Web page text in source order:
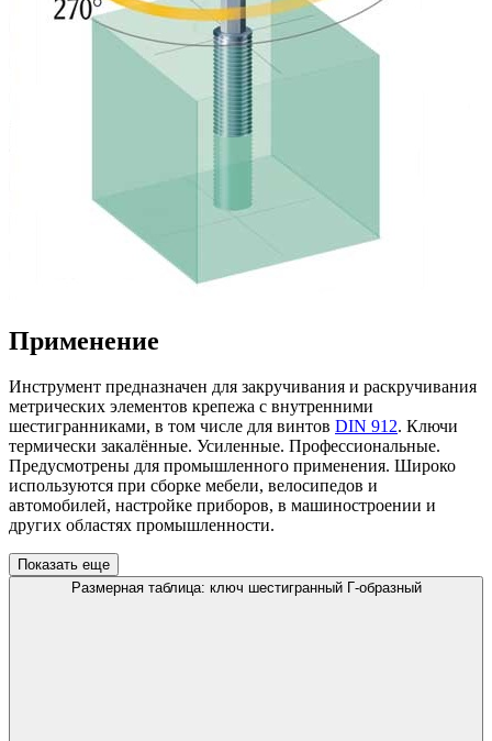
Применение
Инструмент предназначен для закручивания и раскручивания
метрических элементов крепежа с внутренними
шестигранниками, в том числе для винтов DIN 912. Ключи
термически закалённые. Усиленные. Профессиональные.
Предусмотрены для промышленного применения. Широко
используются при сборке мебели, велосипедов и
автомобилей, настройке приборов, в машиностроении и
других областях промышленности.
Показать еще
Размерная таблица: ключ шестигранный Г-образный